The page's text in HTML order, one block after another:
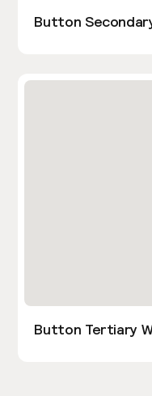
Button
Button Tertiary